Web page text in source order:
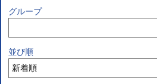
グループ
並び順